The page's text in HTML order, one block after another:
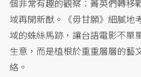
個非常有趣的觀察：菁英們轉移
域再開新猷。《毋甘願》細膩地
域的蛛絲馬跡，讓台語電影不單
生意，而是植根於重重層層的藝
絡。